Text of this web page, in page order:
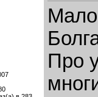
Про